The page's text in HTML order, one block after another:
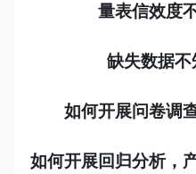
量表信效度
缺失数据不
如何开展问卷调
如何开展回归分析，